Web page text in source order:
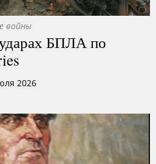
войны
БПЛА по
2026